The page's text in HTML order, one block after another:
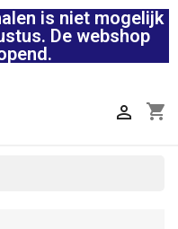
is niet mogelijk
De webshop
shopping_cart
